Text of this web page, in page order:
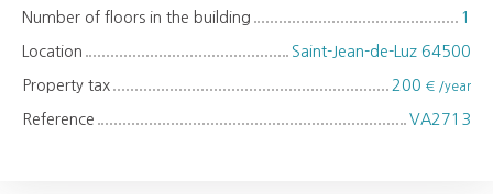
Number of floors in the building 1
Location Saint-Jean-de-Luz 64500
Property tax 200 € /year
Reference VA2713